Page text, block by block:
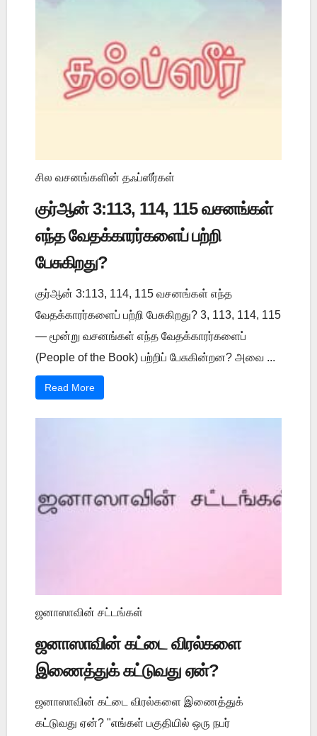
சில வசனங்களின் தஃப்ஸீர்கள்
குர்ஆன் 3:113, 114, 115 வசனங்கள்
எந்த வேதக்காரர்களைப் பற்றி
பேசுகிறது?
குர்ஆன் 3:113, 114, 115 வசனங்கள் எந்த
வேதக்காரர்களைப் பற்றி பேசுகிறது? 3, 113, 114, 115
— மூன்று வசனங்கள் எந்த வேதக்காரர்களைப்
(People of the Book) பற்றிப் பேசுகின்றன? அவை ...
Read More
ஜனாஸாவின் சட்டங்கள்
ஜனாஸாவின் கட்டை விரல்களை
இணைத்துக் கட்டுவது ஏன்?
ஜனாஸாவின் கட்டை விரல்களை இணைத்துக்
கட்டுவது ஏன்? "எங்கள் பகுதியில் ஒரு நபர்